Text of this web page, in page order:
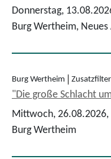
Donnerstag,
Burg Wertheim, Neues
Burg Wertheim
"Die große Schlacht
Mittwoch, 26.08.2026,
Burg Wertheim